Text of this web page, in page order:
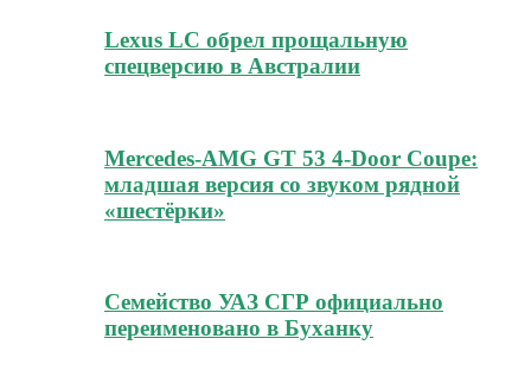
Lexus LC обрел прощальную
спецверсию в Австралии
Mercedes-AMG GT 53 4-Door Coupe:
младшая версия со звуком рядной
«шестёрки»
Семейство УАЗ СГР официально
переименовано в Буханку